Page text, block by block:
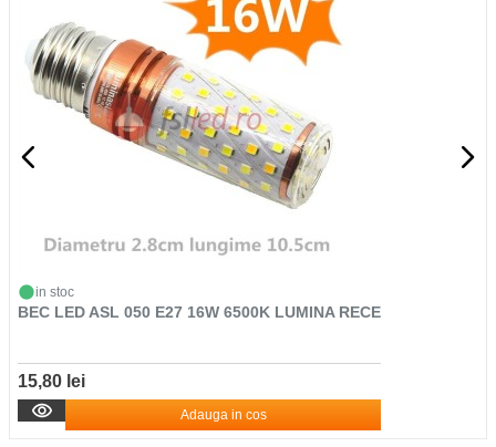
in stoc
BEC LED ASL 050 E27 16W 6500K LUMINA RECE
15,80 lei
Adauga in cos